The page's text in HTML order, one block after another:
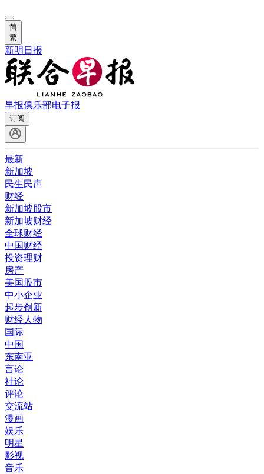
简
繁
新明日报
早报俱乐部电子报
订阅
最新
新加坡
民生民声
财经
新加坡股市
新加坡财经
全球财经
中国财经
投资理财
房产
美国股市
中小企业
起步创新
财经人物
国际
中国
东南亚
言论
社论
评论
交流站
漫画
娱乐
明星
影视
音乐